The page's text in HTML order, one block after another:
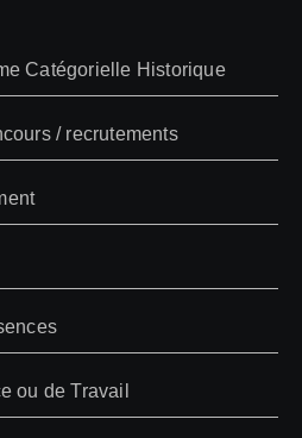
Catégorielle Historique
/ recrutements
ou de Travail